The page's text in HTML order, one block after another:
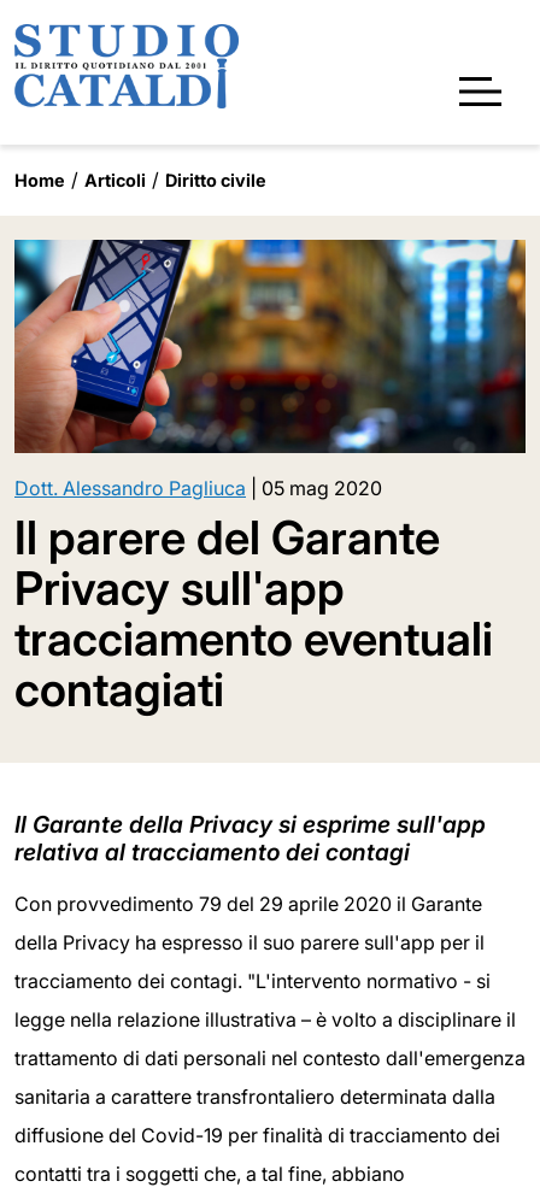
Home Articoli Diritto civile
Dott. Alessandro Pagliuca 05 mag 2020
Il parere del Garante
Privacy sull'app
tracciamento eventuali
contagiati
Il Garante della Privacy si esprime sull'app
relativa al tracciamento dei contagi
Con provvedimento 79 del 29 aprile 2020 il Garante
della Privacy ha espresso il suo parere sull'app per il
tracciamento dei contagi. "L'intervento normativo - si
legge nella relazione illustrativa – è volto a disciplinare il
trattamento di dati personali nel contesto dall'emergenza
sanitaria a carattere transfrontaliero determinata dalla
diffusione del Covid-19 per finalità di tracciamento dei
contatti tra i soggetti che, a tal fine, abbiano